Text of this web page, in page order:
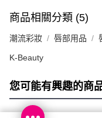
澳門地區配送 - 確認發貨
商品相關分類 (5)
潮流彩妝 唇部用品
K-Beauty
您可能有興趣的商